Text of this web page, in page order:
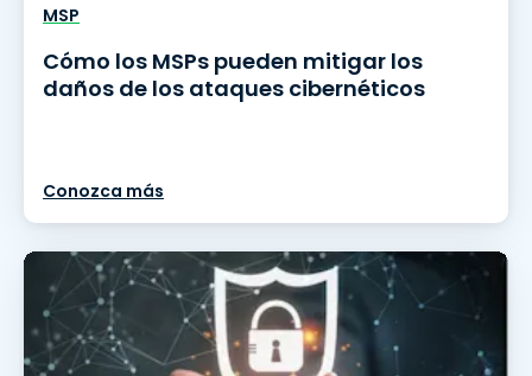
MSP
Cómo los MSPs pueden mitigar los
daños de los ataques cibernéticos
Conozca más